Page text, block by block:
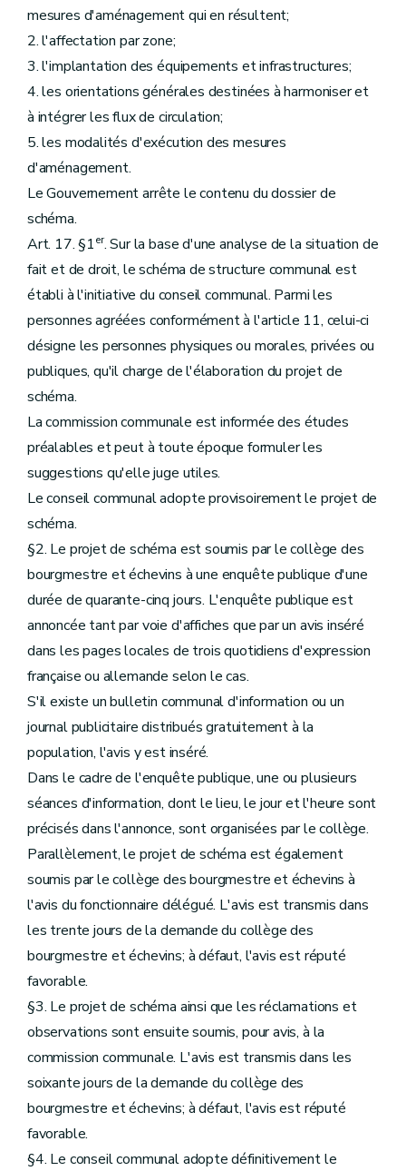
mesures d'aménagement qui en résultent;
2. l'affectation par zone;
3. l'implantation des équipements et infrastructures;
4. les orientations générales destinées à harmoniser et
à intégrer les flux de circulation;
5. les modalités d'exécution des mesures
d'aménagement.
Le Gouvernement arrête le contenu du dossier de
schéma.
Art. 17. §1er. Sur la base d'une analyse de la situation de
fait et de droit, le schéma de structure communal est
établi à l'initiative du conseil communal. Parmi les
personnes agréées conformément à l'article 11, celui-ci
désigne les personnes physiques ou morales, privées ou
publiques, qu'il charge de l'élaboration du projet de
schéma.
La commission communale est informée des études
préalables et peut à toute époque formuler les
suggestions qu'elle juge utiles.
Le conseil communal adopte provisoirement le projet de
schéma.
§2. Le projet de schéma est soumis par le collège des
bourgmestre et échevins à une enquête publique d'une
durée de quarante-cinq jours. L'enquête publique est
annoncée tant par voie d'affiches que par un avis inséré
dans les pages locales de trois quotidiens d'expression
française ou allemande selon le cas.
S'il existe un bulletin communal d'information ou un
journal publicitaire distribués gratuitement à la
population, l'avis y est inséré.
Dans le cadre de l'enquête publique, une ou plusieurs
séances d'information, dont le lieu, le jour et l'heure sont
précisés dans l'annonce, sont organisées par le collège.
Parallèlement, le projet de schéma est également
soumis par le collège des bourgmestre et échevins à
l'avis du fonctionnaire délégué. L'avis est transmis dans
les trente jours de la demande du collège des
bourgmestre et échevins; à défaut, l'avis est réputé
favorable.
§3. Le projet de schéma ainsi que les réclamations et
observations sont ensuite soumis, pour avis, à la
commission communale. L'avis est transmis dans les
soixante jours de la demande du collège des
bourgmestre et échevins; à défaut, l'avis est réputé
favorable.
§4. Le conseil communal adopte définitivement le